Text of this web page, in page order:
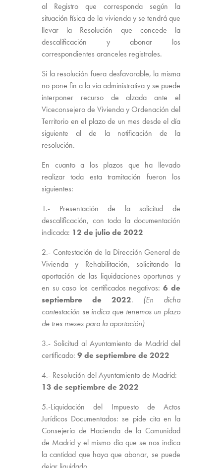
al Registro que corresponda según la
situación física de la vivienda y se tendrá que
llevar la Resolución que concede la
descalificación y abonar los
correspondientes aranceles registrales.
Si la resolución fuera desfavorable, la misma
no pone fin a la vía administrativa y se puede
interponer recurso de alzada ante el
Viceconsejero de Vivienda y Ordenación del
Territorio en el plazo de un mes desde el día
siguiente al de la notificación de la
resolución.
En cuanto a los plazos que ha llevado
realizar toda esta tramitación fueron los
siguientes:
1.- Presentación de la solicitud de
descalificación, con toda la documentación
indicada: 12 de julio de 2022
2.- Contestación de la Dirección General de
Vivienda y Rehabilitación, solicitando la
aportación de las liquidaciones oportunas y
en su caso los certificados negativos: 6 de
septiembre de 2022. (En dicha
contestación se indica que tenemos un plazo
de tres meses para la aportación)
3.- Solicitud al Ayuntamiento de Madrid del
certificado: 9 de septiembre de 2022
4.- Resolución del Ayuntamiento de Madrid:
13 de septiembre de 2022
5.-Liquidación del Impuesto de Actos
Jurídicos Documentados: se pide cita en la
Consejería de Hacienda de la Comunidad
de Madrid y el mismo día que se nos indica
la cantidad que haya que abonar, se puede